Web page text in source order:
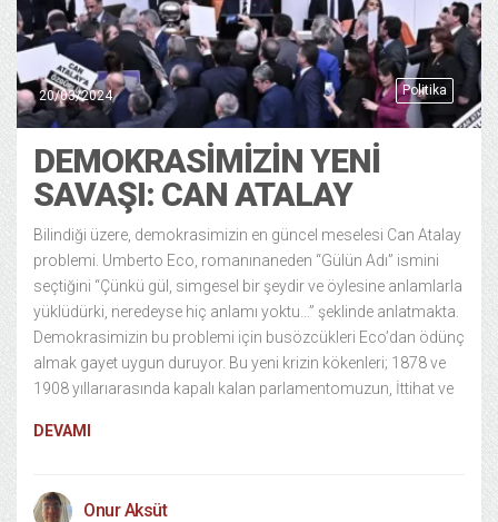
Politika
20/03/2024
DEMOKRASIMIZIN YENI
SAVAŞI: CAN ATALAY
Bilindiği üzere, demokrasimizin en güncel meselesi Can Atalay
problemi. Umberto Eco, romanınaneden “Gülün Adı” ismini
seçtiğini “Çünkü gül, simgesel bir şeydir ve öylesine anlamlarla
yüklüdürki, neredeyse hiç anlamı yoktu…” şeklinde anlatmakta.
Demokrasimizin bu problemi için busözcükleri Eco’dan ödünç
almak gayet uygun duruyor. Bu yeni krizin kökenleri; 1878 ve
1908 yıllarıarasında kapalı kalan parlamentomuzun, İttihat ve
DEVAMI
Onur Aksüt